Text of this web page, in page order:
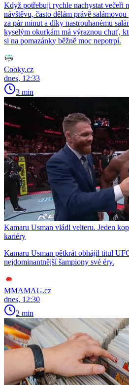
Když potřebuji rychle nachystat večeři
návštěvu, často dělám právě
za pár minut a díky nastrouhanému
kyselým okurkám má výraznou chuť,
si na pomazánky běžně moc nepotrpí.
Cooky.cz
dnes, 12:33
3 min
Kamaru Usman vládl velteru. Jeden
kariéry
Kamaru Usman pětkrát obhájil titul
nejdominantnější šampiony své éry.
MMAMAG.cz
dnes, 12:30
2 min